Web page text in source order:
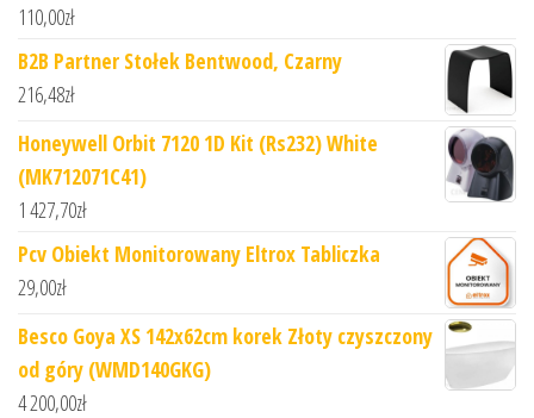
110,00zł
B2B Partner Stołek Bentwood, Czarny
216,48zł
Honeywell Orbit 7120 1D Kit (Rs232) White
(MK712071C41)
1 427,70zł
Pcv Obiekt Monitorowany Eltrox Tabliczka
29,00zł
Besco Goya XS 142x62cm korek Złoty czyszczony
od góry (WMD140GKG)
4 200,00zł